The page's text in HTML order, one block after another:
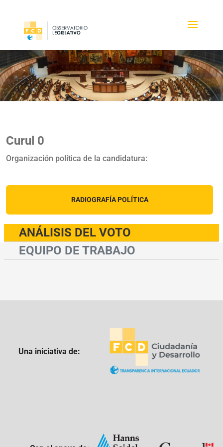
Curul 0
Organización política de la candidatura:
RADIOGRAFÍA POLÍTICA
ANÁLISIS DEL VOTO
EQUIPO DE TRABAJO
Una iniciativa de: